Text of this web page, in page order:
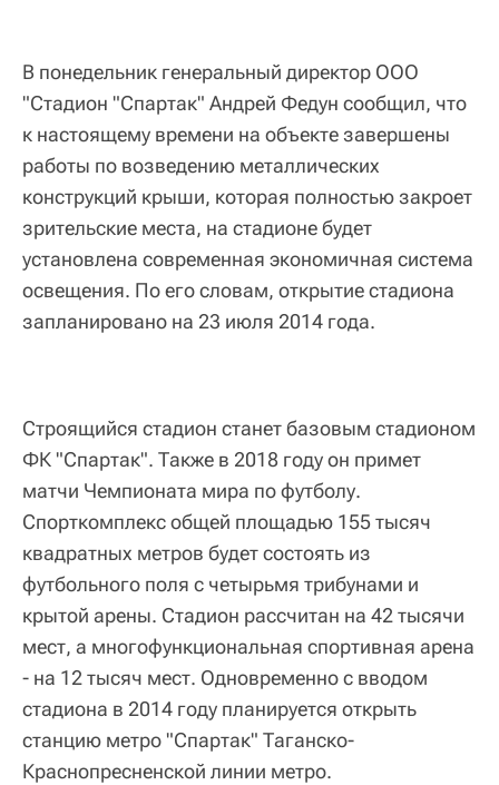
В понедельник генеральный директор ООО
"Стадион "Спартак" Андрей Федун сообщил, что
к настоящему времени на объекте завершены
работы по возведению металлических
конструкций крыши, которая полностью закроет
зрительские места, на стадионе будет
установлена современная экономичная система
освещения. По его словам, открытие стадиона
запланировано на 23 июля 2014 года.
Строящийся стадион станет базовым стадионом
ФК "Спартак". Также в 2018 году он примет
матчи Чемпионата мира по футболу.
Спорткомплекс общей площадью 155 тысяч
квадратных метров будет состоять из
футбольного поля с четырьмя трибунами и
крытой арены. Стадион рассчитан на 42 тысячи
мест, а многофункциональная спортивная арена
- на 12 тысяч мест. Одновременно с вводом
стадиона в 2014 году планируется открыть
станцию метро "Спартак" Таганско-
Краснопресненской линии метро.